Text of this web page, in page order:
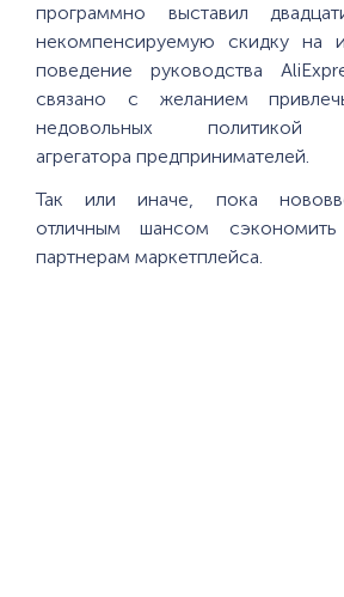
программно выставил
некомпенсируемую скидку на
поведение руководства
связано с желанием
недовольных политикой
агрегатора предпринимателей.
Так или иначе, пока
отличным шансом
партнерам маркетплейса.